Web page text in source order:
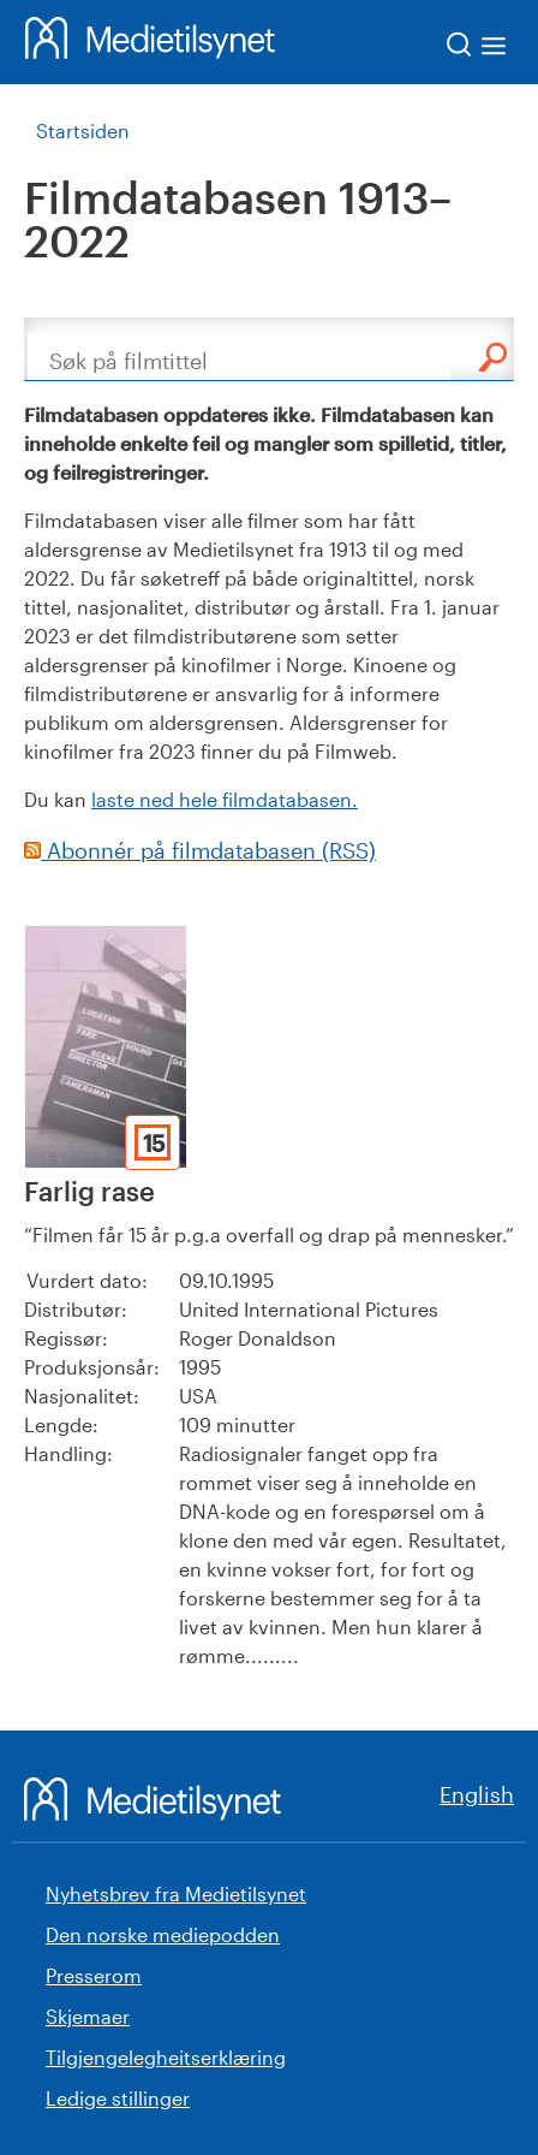
Startsiden
Filmdatabasen 1913–
2022
Søk
Filmdatabasen oppdateres ikke. Filmdatabasen kan
inneholde enkelte feil og mangler som spilletid, titler,
og feilregistreringer.
Filmdatabasen viser alle filmer som har fått
aldersgrense av Medietilsynet fra 1913 til og med
2022. Du får søketreff på både originaltittel, norsk
tittel, nasjonalitet, distributør og årstall. Fra 1. januar
2023 er det filmdistributørene som setter
aldersgrenser på kinofilmer i Norge. Kinoene og
filmdistributørene er ansvarlig for å informere
publikum om aldersgrensen. Aldersgrenser for
kinofilmer fra 2023 finner du på Filmweb.
Du kan laste ned hele filmdatabasen.
Abonnér på filmdatabasen (RSS)
15
Farlig rase
Filmen får 15 år p.g.a overfall og drap på mennesker.
Vurdert dato:
09.10.1995
Distributør:
United International Pictures
Regissør:
Roger Donaldson
Produksjonsår:
1995
Nasjonalitet:
USA
Lengde:
109 minutter
Handling:
Radiosignaler fanget opp fra
rommet viser seg å inneholde en
DNA-kode og en forespørsel om å
klone den med vår egen. Resultatet,
en kvinne vokser fort, for fort og
forskerne bestemmer seg for å ta
livet av kvinnen. Men hun klarer å
rømme.........
English
Nyhetsbrev fra Medietilsynet
Den norske mediepodden
Presserom
Skjemaer
Tilgjengelegheitserklæring
Ledige stillinger